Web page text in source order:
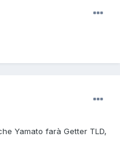
Yamato farà Getter TLD,